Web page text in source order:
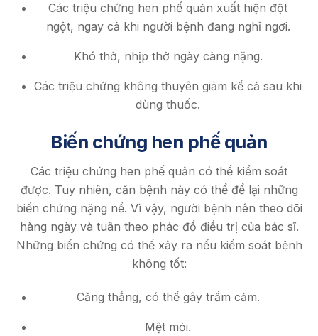
Các triệu chứng hen phế quản xuất hiện đột
ngột, ngay cả khi người bệnh đang nghỉ ngơi.
Khó thở, nhịp thở ngày càng nặng.
Các triệu chứng không thuyên giảm kể cả sau khi
dùng thuốc.
Biến chứng hen phế quản
Các triệu chứng hen phế quản có thể kiểm soát
được. Tuy nhiên, căn bệnh này có thể để lại những
biến chứng nặng nề. Vì vậy, người bệnh nên theo dõi
hàng ngày và tuân theo phác đồ điều trị của bác sĩ.
Những biến chứng có thể xảy ra nếu kiểm soát bệnh
không tốt:
Căng thẳng, có thể gây trầm cảm.
Mệt mỏi.